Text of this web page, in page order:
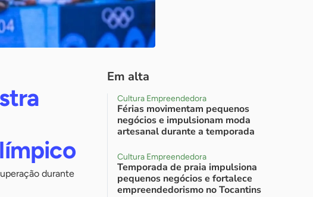
durante
Em alta
Cultura Empreendedora
Férias movimentam pequenos
negócios e impulsionam moda
artesanal durante a temporada
Cultura Empreendedora
Temporada de praia impulsiona
pequenos negócios e fortalece
empreendedorismo no Tocantins